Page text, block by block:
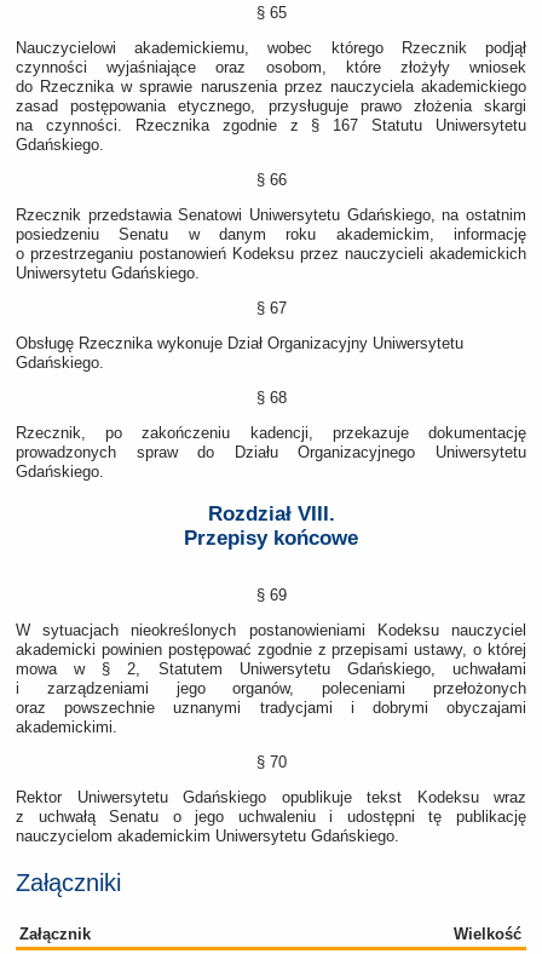
§ 65
Nauczycielowi akademickiemu, wobec którego Rzecznik podjął
czynności wyjaśniające oraz osobom, które złożyły wniosek
do Rzecznika w sprawie naruszenia przez nauczyciela akademickiego
zasad postępowania etycznego, przysługuje prawo złożenia skargi
na czynności. Rzecznika zgodnie z § 167 Statutu Uniwersytetu
Gdańskiego.
§ 66
Rzecznik przedstawia Senatowi Uniwersytetu Gdańskiego, na ostatnim
posiedzeniu Senatu w danym roku akademickim, informację
o przestrzeganiu postanowień Kodeksu przez nauczycieli akademickich
Uniwersytetu Gdańskiego.
§ 67
Obsługę Rzecznika wykonuje Dział Organizacyjny Uniwersytetu
Gdańskiego.
§ 68
Rzecznik, po zakończeniu kadencji, przekazuje dokumentację
prowadzonych spraw do Działu Organizacyjnego Uniwersytetu
Gdańskiego.
Rozdział VIII.
Przepisy końcowe
§ 69
W sytuacjach nieokreślonych postanowieniami Kodeksu nauczyciel
akademicki powinien postępować zgodnie z przepisami ustawy, o której
mowa w § 2, Statutem Uniwersytetu Gdańskiego, uchwałami
i zarządzeniami jego organów, poleceniami przełożonych
oraz powszechnie uznanymi tradycjami i dobrymi obyczajami
akademickimi.
§ 70
Rektor Uniwersytetu Gdańskiego opublikuje tekst Kodeksu wraz
z uchwałą Senatu o jego uchwaleniu i udostępni tę publikację
nauczycielom akademickim Uniwersytetu Gdańskiego.
Załączniki
Załącznik
Wielkość